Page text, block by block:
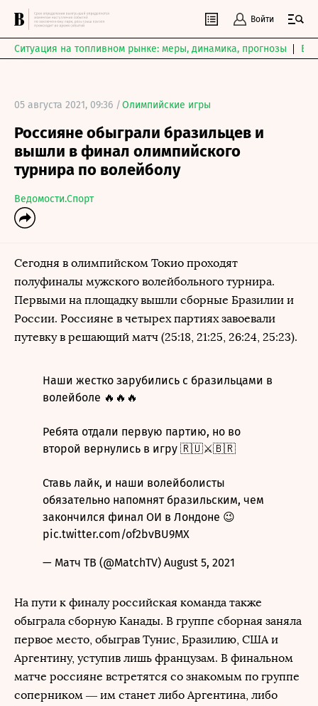
Войти
Ситуация на топливном рынке: меры, динамика, прогнозы
05 августа 2021, 09:36 /Олимпийские игры
Россияне обыграли бразильцев и
вышли в финал олимпийского
турнира по волейболу
Ведомости.Спорт
Сегодня в олимпийском Токио проходят
полуфиналы мужского волейбольного турнира.
Первыми на площадку вышли сборные Бразилии и
России. Россияне в четырех партиях завоевали
путевку в решающий матч (25:18, 21:25, 26:24, 25:23).
Наши жестко зарубились с бразильцами в
волейболе 🔥🔥🔥
Ребята отдали первую партию, но во
второй вернулись в игру 🇷🇺⚔️🇧🇷
Ставь лайк, и наши волейболисты
обязательно напомнят бразильским, чем
закончился финал ОИ в Лондоне 😉
pic.twitter.com/of2bvBU9MX
— Матч ТВ (@MatchTV) August 5, 2021
На пути к финалу российская команда также
обыграла сборную Канады. В группе сборная заняла
первое место, обыграв Тунис, Бразилию, США и
Аргентину, уступив лишь французам. В финальном
матче россияне встретятся со знакомым по группе
соперником — им станет либо Аргентина, либо